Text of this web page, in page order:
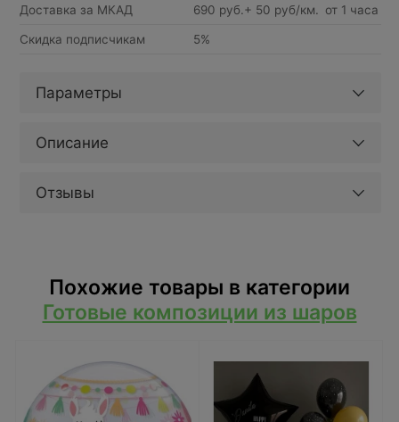
Доставка за МКАД 690 руб.+ 50 руб/км. от 1 часа
Скидка подписчикам 5%
Параметры
Описание
Отзывы
Похожие товары в категории
Готовые композиции из шаров